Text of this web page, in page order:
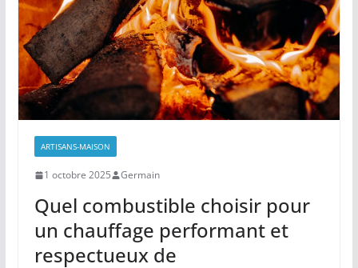
ARTISANS-MAISON
1 octobre 2025 Germain
Quel combustible choisir pour
un chauffage performant et
respectueux de